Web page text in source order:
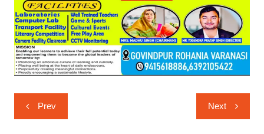
Post
navigation
Prev Next